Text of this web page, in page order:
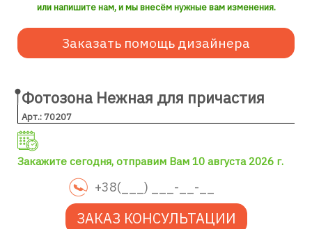
или напишите нам, и мы внесём нужные вам изменения.
Заказать помощь дизайнера
Фотозона Нежная для причастия
Арт.: 70207
Закажите сегодня, отправим Вам 10 августа 2026 г.
ЗАКАЗ КОНСУЛЬТАЦИИ